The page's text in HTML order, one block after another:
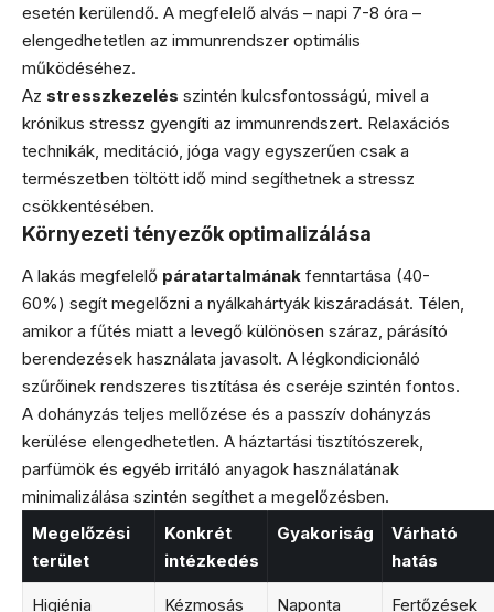
esetén kerülendő. A megfelelő alvás – napi 7-8 óra –
elengedhetetlen az immunrendszer optimális
működéséhez.
Az stresszkezelés szintén kulcsfontosságú, mivel a
krónikus stressz gyengíti az immunrendszert. Relaxációs
technikák, meditáció, jóga vagy egyszerűen csak a
természetben töltött idő mind segíthetnek a stressz
csökkentésében.
Környezeti tényezők optimalizálása
A lakás megfelelő páratartalmának fenntartása (40-
60%) segít megelőzni a nyálkahártyák kiszáradását. Télen,
amikor a fűtés miatt a levegő különösen száraz, párásító
berendezések használata javasolt. A légkondicionáló
szűrőinek rendszeres tisztítása és cseréje szintén fontos.
A dohányzás teljes mellőzése és a passzív dohányzás
kerülése elengedhetetlen. A háztartási tisztítószerek,
parfümök és egyéb irritáló anyagok használatának
minimalizálása szintén segíthet a megelőzésben.
Megelőzési
terület
Konkrét
intézkedés
Gyakoriság
Várható
hatás
Higiénia Kézmosás
Naponta
Fertőzések